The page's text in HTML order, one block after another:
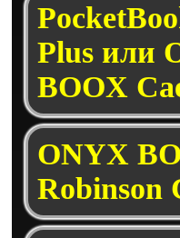
Plus или
BOOX
ONYX
Robinson